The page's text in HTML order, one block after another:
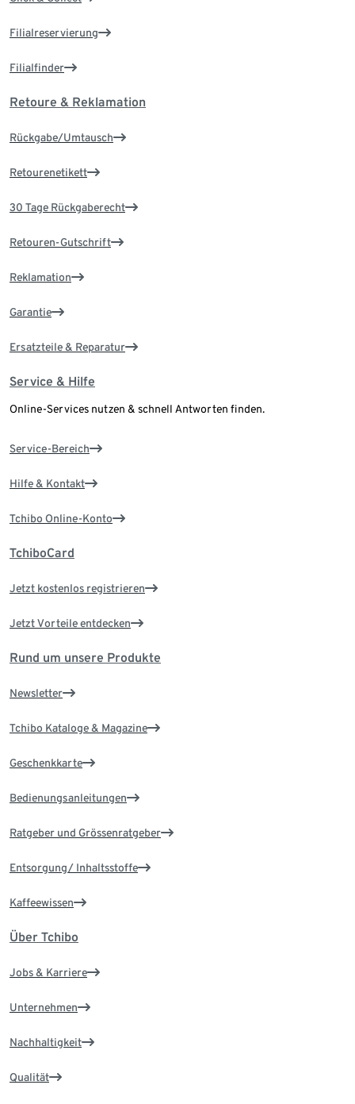
Filialreservierung
Filialfinder
Retoure & Reklamation
Rückgabe/Umtausch
Retourenetikett
30 Tage Rückgaberecht
Retouren-Gutschrift
Reklamation
Garantie
Ersatzteile & Reparatur
Service & Hilfe
Online-Services nutzen & schnell Antworten finden.
Service-Bereich
Hilfe & Kontakt
Tchibo Online-Konto
TchiboCard
Jetzt kostenlos registrieren
Jetzt Vorteile entdecken
Rund um unsere Produkte
Newsletter
Tchibo Kataloge & Magazine
Geschenkkarte
Bedienungsanleitungen
Ratgeber und Grössenratgeber
Entsorgung/ Inhaltsstoffe
Kaffeewissen
Über Tchibo
Jobs & Karriere
Unternehmen
Nachhaltigkeit
Qualität